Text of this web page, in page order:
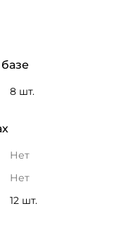
8 шт.
Нет
Нет
12 шт.